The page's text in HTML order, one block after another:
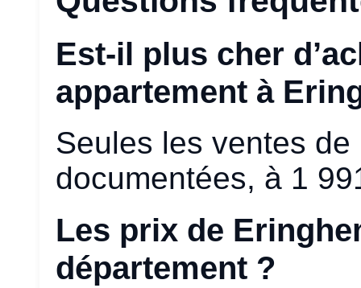
Est-il plus cher
appartement à
Seules les ventes
documentées, à 1
Les prix de
département ?